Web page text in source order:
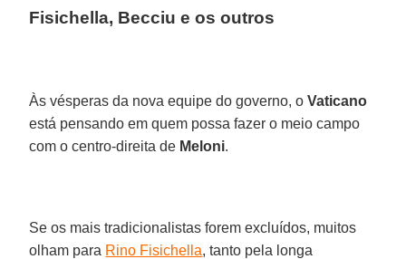
Fisichella, Becciu e os outros
Às vésperas da nova equipe do governo, oVaticano
está pensando em quem possa fazer o meio campo
com o centro-direita de Meloni.
Se os mais tradicionalistas forem excluídos, muitos
olham para Rino Fisichella, tanto pela longa